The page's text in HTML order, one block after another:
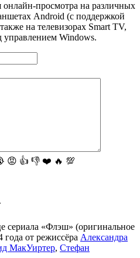
просмотра на различных
Android (с поддержкой
на телевизорах Smart TV,
Windows.
😡 👍 👎 ❤️ 🔥 💯
сериала «Флэш» (оригинальное
от режиссёра Александра
МакУиртер, Стефан